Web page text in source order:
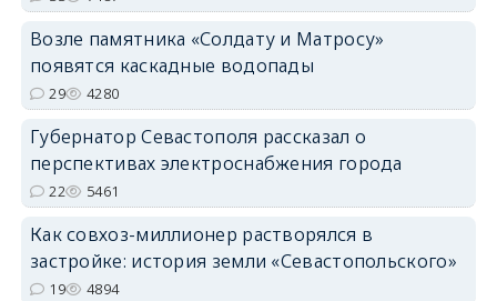
Возле памятника «Солдату и Матросу»
появятся каскадные водопады
29 4280
Губернатор Севастополя рассказал о
перспективах электроснабжения города
22 5461
Как совхоз-миллионер растворялся в
застройке: история земли «Севастопольского»
19 4894